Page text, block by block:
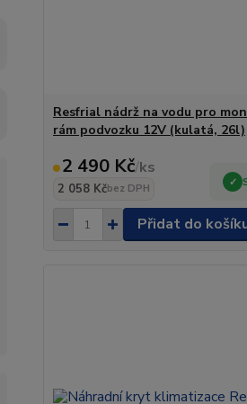
Resfrial nádrž na vodu pro
rám podvozku 12V (kulatá, 26l)
2 490 Kč/ks
2 058 Kčbez DPH
Přidat do